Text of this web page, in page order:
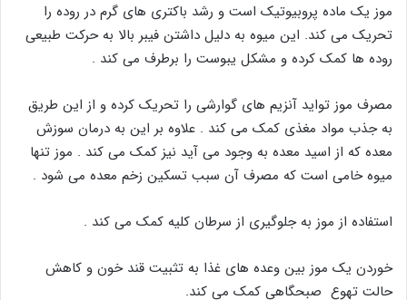
موز یک ماده پروبیوتیک است و رشد باکتری های گرم در روده را
تحریک می کند. این میوه به دلیل داشتن فیبر بالا به حرکت طبیعی
روده ها کمک کرده و مشکل یبوست را برطرف می کند .
مصرف موز تواید آنزیم های گوارشی را تحریک کرده و از این طریق
به جذب مواد مغذی کمک می کند . علاوه بر این به درمان سوزش
معده که از اسید معده به وجود می آید نیز کمک می کند . موز تنها
میوه خامی است که مصرف آن سبب تسکین زخم معده می شود .
استفاده از موز به جلوگیری از سرطان کلیه کمک می کند .
خوردن یک موز بین وعده های غذا به تثبیت قند خون و کاهش
حالت تهوع صبحگاهی کمک می کند.